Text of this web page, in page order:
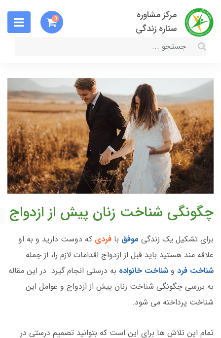
مرکز مشاوره
ستاره زندگی
0
چگونگی شناخت زنان پیش از ازدواج
برای تشکیل یک زندگی موفق با فردی که دوست دارید و به او
علاقه مند هستید باید قبل از ازدواج اقدامات لازم را، از جمله
شناخت فرد و شناخت خانواده به درستی انجام گیرد. در این مقاله
به بررسی چگونگی شناخت زنان پیش از ازدواج و عوامل این
شناخت پرداخته می شود.
تمام این تلاش ها برای این است که بتوانید تصمیم درستی در